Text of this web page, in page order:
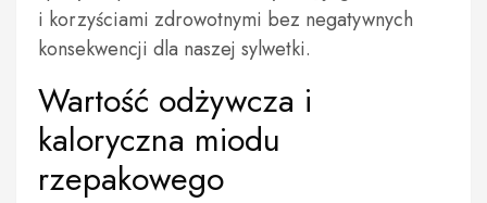
i korzyściami zdrowotnymi bez negatywnych
konsekwencji dla naszej sylwetki.
Wartość odżywcza i
kaloryczna miodu
rzepakowego